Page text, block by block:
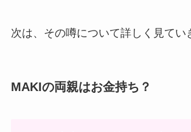
次は、その噂について詳しく見てい
MAKIの両親はお金持ち？